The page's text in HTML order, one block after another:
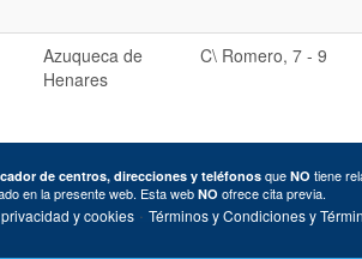
Azuqueca de
Henares
C\ Romero, 7 - 9
de centros, direcciones y teléfonos que NO tiene
en la presente web. Esta webNO ofrece cita previa.
y cookies· Términos y Condiciones y